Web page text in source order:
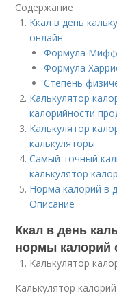
Содержание
Ккал в день
онлайн
Формула
Формула
Степень
Калькулятор
калорийности
Калькулятор
калькуляторы
Самый точный
калькулятор
Норма калорий в
Описание
Ккал в день
нормы калорий
Калькулятор
Калькулятор